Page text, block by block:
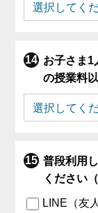
お子さま1
の授業料
普段利用
ください
LINE（友